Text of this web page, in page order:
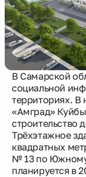
Акции
Способы
Новости
О компании
Жителям
В Самарской
социальной
территориях. В
«Амград»
строительство
Трёхэтажное
квадратных
№ 13 по Южному
планируется в